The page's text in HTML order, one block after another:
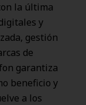
la última
y
gestión
de
garantiza
beneficio y
a los